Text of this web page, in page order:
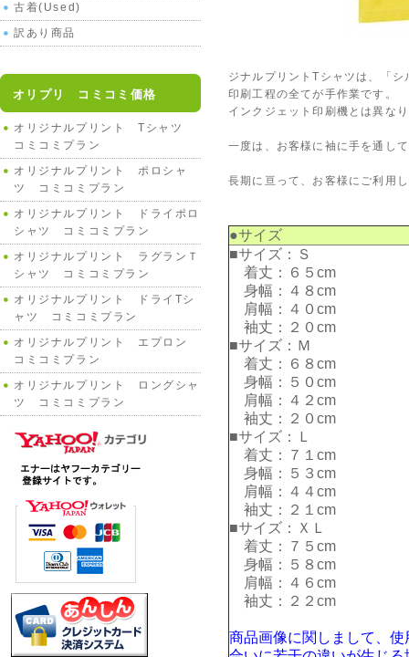
ジナルプリントTシャツは、「
印刷工程の全てが手作業です。
インクジェット印刷機とは異な
一度は、お客様に袖に手を通し
長期に亘って、お客様にご利用
●サイズ
■サイズ：Ｓ
着丈：６５cm
身幅：４８cm
肩幅：４０cm
袖丈：２０cm
■サイズ：Ｍ
着丈：６８cm
身幅：５０cm
肩幅：４２cm
袖丈：２０cm
■サイズ：Ｌ
着丈：７１cm
身幅：５３cm
肩幅：４４cm
袖丈：２１cm
■サイズ：ＸＬ
着丈：７５cm
身幅：５８cm
肩幅：４６cm
袖丈：２２cm
商品画像に関しまして、
古着(Used)
訳あり商品
オリプリ コミコミ価格
オリジナルプリント Tシャツ
コミコミプラン
オリジナルプリント ポロシャ
ツ コミコミプラン
オリジナルプリント ドライポロ
シャツ コミコミプラン
オリジナルプリント ラグランＴ
シャツ コミコミプラン
オリジナルプリント ドライTシ
ャツ コミコミプラン
オリジナルプリント エプロン
コミコミプラン
オリジナルプリント ロングシャ
ツ コミコミプラン